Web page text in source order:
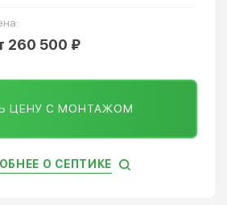
260 500 ₽
ЦЕНУ С МОНТАЖОМ
О СЕПТИКЕ